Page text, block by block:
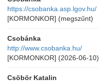
https://csobanka.asp.lgov.hu/
[KORMONKOR] (megszűnt)
Csobánka
http://www.csobanka.hu/
[KORMONKOR] (2026-06-10)
Csöbör Katalin